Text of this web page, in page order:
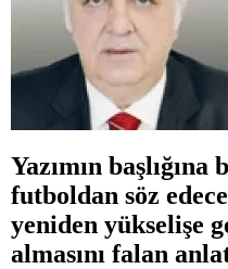
Yazımın
futboldan söz
yeniden yükselişe
almasını falan